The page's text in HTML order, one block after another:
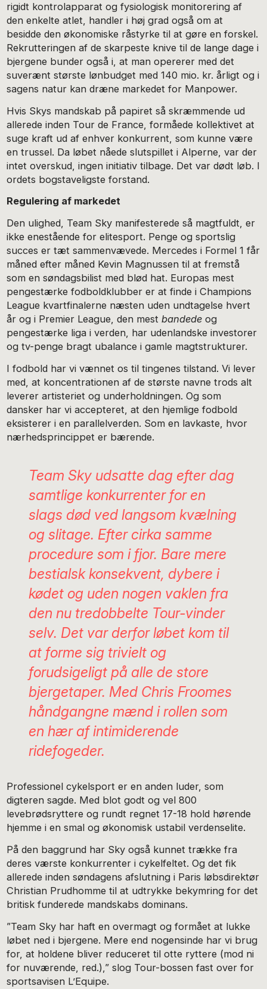
rigidt kontrolapparat og fysiologisk monitorering af
den enkelte atlet, handler i høj grad også om at
besidde den økonomiske råstyrke til at gøre en forskel.
Rekrutteringen af de skarpeste knive til de lange dage i
bjergene bunder også i, at man opererer med det
suverænt største lønbudget med 140 mio. kr. årligt og i
sagens natur kan dræne markedet for Manpower.
Hvis Skys mandskab på papiret så skræmmende ud
allerede inden Tour de France, formåede kollektivet at
suge kraft ud af enhver konkurrent, som kunne være
en trussel. Da løbet nåede slutspillet i Alperne, var der
intet overskud, ingen initiativ tilbage. Det var dødt løb. I
ordets bogstaveligste forstand.
Regulering af markedet
Den ulighed, Team Sky manifesterede så magtfuldt, er
ikke enestående for elitesport. Penge og sportslig
succes er tæt sammenvævede. Mercedes i Formel 1 får
måned efter måned Kevin Magnussen til at fremstå
som en søndagsbilist med blød hat. Europas mest
pengestærke fodboldklubber er at finde i Champions
League kvartfinalerne næsten uden undtagelse hvert
år og i Premier League, den mestbandede og
pengestærke liga i verden, har udenlandske investorer
og tv-penge bragt ubalance i gamle magtstrukturer.
I fodbold har vi vænnet os til tingenes tilstand. Vi lever
med, at koncentrationen af de største navne trods alt
leverer artisteriet og underholdningen. Og som
dansker har vi accepteret, at den hjemlige fodbold
eksisterer i en parallelverden. Som en lavkaste, hvor
nærhedsprincippet er bærende.
Team Sky udsatte dag efter dag
samtlige konkurrenter for en
slags død ved langsom kvælning
og slitage. Efter cirka samme
procedure som i fjor. Bare mere
bestialsk konsekvent, dybere i
kødet og uden nogen vaklen fra
den nu tredobbelte Tour-vinder
selv. Det var derfor løbet kom til
at forme sig trivielt og
forudsigeligt på alle de store
bjergetaper. Med Chris Froomes
håndgangne mænd i rollen som
en hær af intimiderende
ridefogeder.
Professionel cykelsport er en anden luder, som
digteren sagde. Med blot godt og vel 800
levebrødsryttere og rundt regnet 17-18 hold hørende
hjemme i en smal og økonomisk ustabil verdenselite.
På den baggrund har Sky også kunnet trække fra
deres værste konkurrenter i cykelfeltet. Og det fik
allerede inden søndagens afslutning i Paris løbsdirektør
Christian Prudhomme til at udtrykke bekymring for det
britisk funderede mandskabs dominans.
”Team Sky har haft en overmagt og formået at lukke
løbet ned i bjergene. Mere end nogensinde har vi brug
for, at holdene bliver reduceret til otte ryttere (mod ni
for nuværende, red.),” slog Tour-bossen fast over for
sportsavisen L’Equipe.